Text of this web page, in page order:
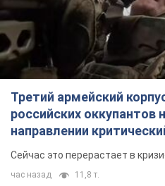
"Работаем над тем,
комплекты с ракетами
заслушал доклад
новых мерах
В частности, он обсудил с
вопросы в украинской армии
3 часа назад 2,5 т.
В оккупированной Ялте
взрывы: поднимается